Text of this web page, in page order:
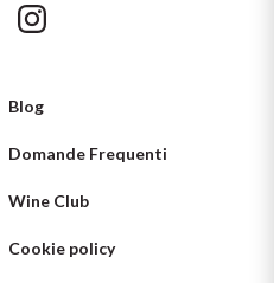
Blog
Domande Frequenti
Wine Club
Cookie policy